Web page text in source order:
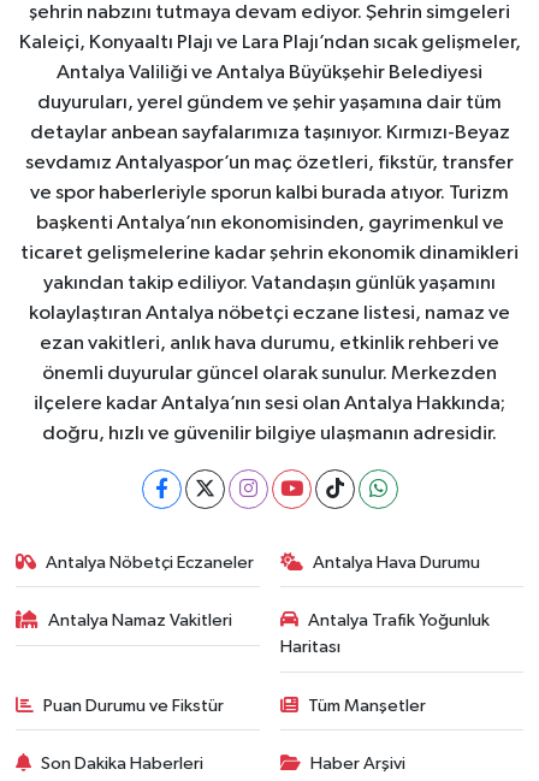
şehrin nabzını tutmaya devam ediyor. Şehrin simgeleri
Kaleiçi, Konyaaltı Plajı ve Lara Plajı’ndan sıcak gelişmeler,
Antalya Valiliği ve Antalya Büyükşehir Belediyesi
duyuruları, yerel gündem ve şehir yaşamına dair tüm
detaylar anbean sayfalarımıza taşınıyor. Kırmızı-Beyaz
sevdamız Antalyaspor’un maç özetleri, fikstür, transfer
ve spor haberleriyle sporun kalbi burada atıyor. Turizm
başkenti Antalya’nın ekonomisinden, gayrimenkul ve
ticaret gelişmelerine kadar şehrin ekonomik dinamikleri
yakından takip ediliyor. Vatandaşın günlük yaşamını
kolaylaştıran Antalya nöbetçi eczane listesi, namaz ve
ezan vakitleri, anlık hava durumu, etkinlik rehberi ve
önemli duyurular güncel olarak sunulur. Merkezden
ilçelere kadar Antalya’nın sesi olan Antalya Hakkında;
doğru, hızlı ve güvenilir bilgiye ulaşmanın adresidir.
Antalya Nöbetçi Eczaneler Antalya Hava Durumu
Antalya Namaz Vakitleri
Antalya Trafik Yoğunluk
Haritası
Puan Durumu ve Fikstür Tüm Manşetler
Son Dakika Haberleri Haber Arşivi